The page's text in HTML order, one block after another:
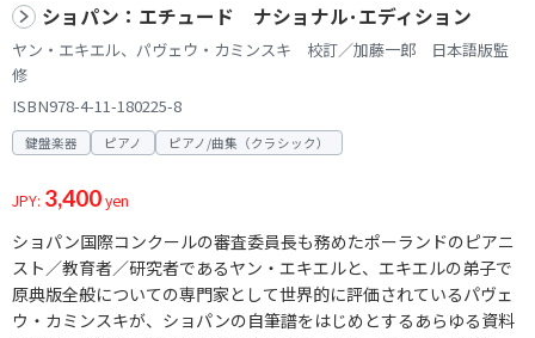
ショパン：エチュード ナショナル･エディション
ヤン・エキエル、パヴェウ・カミンスキ 校訂／加藤一郎 日本語版監
修
ISBN978-4-11-180225-8
鍵盤楽器 ピアノ ピアノ/曲集（クラシック）
JPY: 3,400yen
ショパン国際コンクールの審査委員長も務めたポーランドのピアニ
スト／教育者／研究者であるヤン・エキエルと、エキエルの弟子で
原典版全般についての専門家として世界的に評価されているパヴェ
ウ・カミンスキが、ショパンの自筆譜をはじめとするあらゆる資料